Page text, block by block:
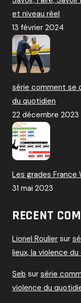
et niveau réel
13 février 2024
série comment se
du quotidien
22 décembre 2023
Les grades France
31 mai 2023
RECENT
Lionel Roulier sur
lieux, la violence
Seb sur série
violence du